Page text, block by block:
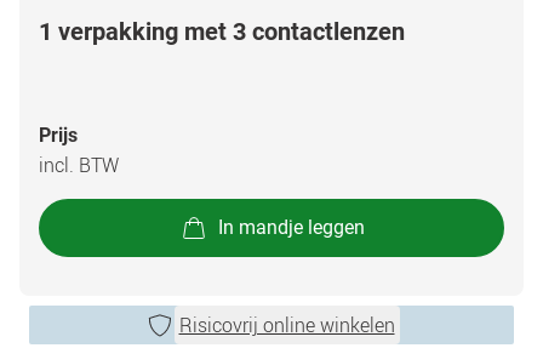
1 verpakking met 3 contactlenzen
Prijs
incl. BTW
In mandje leggen
Risicovrij online winkelen